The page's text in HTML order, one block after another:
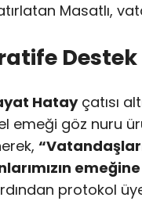
Masatlı,
Destek
Hatayçatısı
emeği göz nuru
protokol